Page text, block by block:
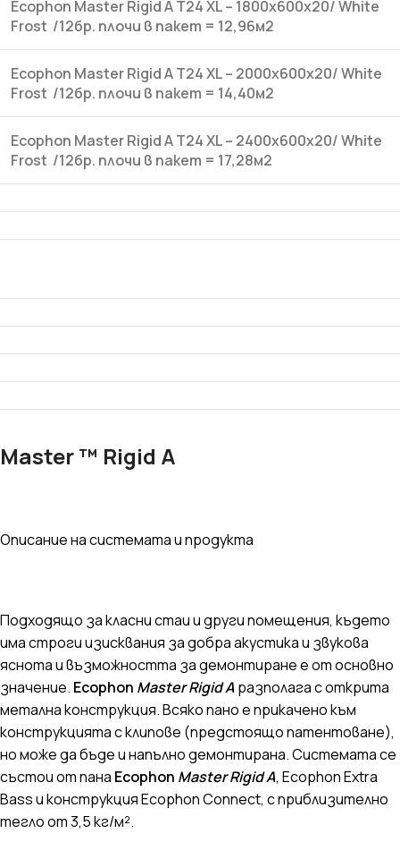
Ecophon Master Rigid A T24 XL – 1800x600x20/ White
Frost /12бр. плочи в пакет = 12,96м2
Ecophon Master Rigid A T24 XL – 2000x600x20/ White
Frost /12бр. плочи в пакет = 14,40м2
Ecophon Master Rigid A T24 XL – 2400x600x20/ White
Frost /12бр. плочи в пакет = 17,28м2
Master ™ Rigid A
Описание на системата и продукта
Подходящо за класни стаи и други помещения, където
има строги изисквания за добра акустика и звукова
яснота и възможността за демонтиране е от основно
значение. Ecophon Master Rigid Aразполага с открита
метална конструкция. Всяко пано е прикачено към
конструкцията с клипове (предстоящо патентоване),
но може да бъде и напълно демонтирана. Системата се
състои от пана Ecophon Master Rigid A, Ecophon Extra
Bass и конструкция Ecophon Connect, с приблизително
тегло от 3,5 кг/м².